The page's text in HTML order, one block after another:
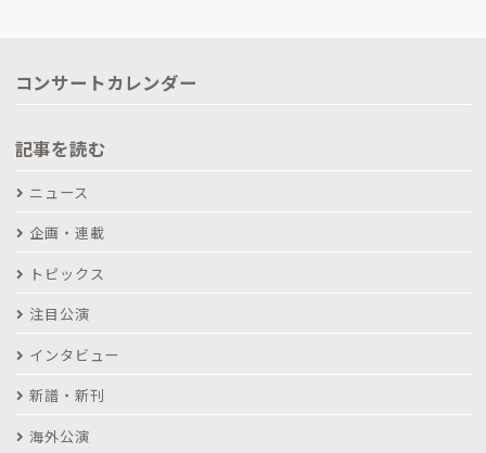
コンサートカレンダー
記事を読む
ニュース
企画・連載
トピックス
注目公演
インタビュー
新譜・新刊
海外公演